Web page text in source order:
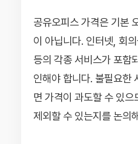
공유오피스 가격은 기본
이 아닙니다. 인터넷, 회
등의 각종 서비스가 포함
인해야 합니다. 불필요한
면 가격이 과도할 수 있
제외할 수 있는지를 논의